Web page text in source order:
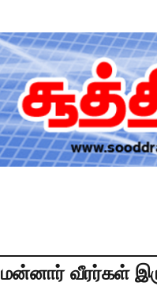
மன்னார் வீரர்கள்